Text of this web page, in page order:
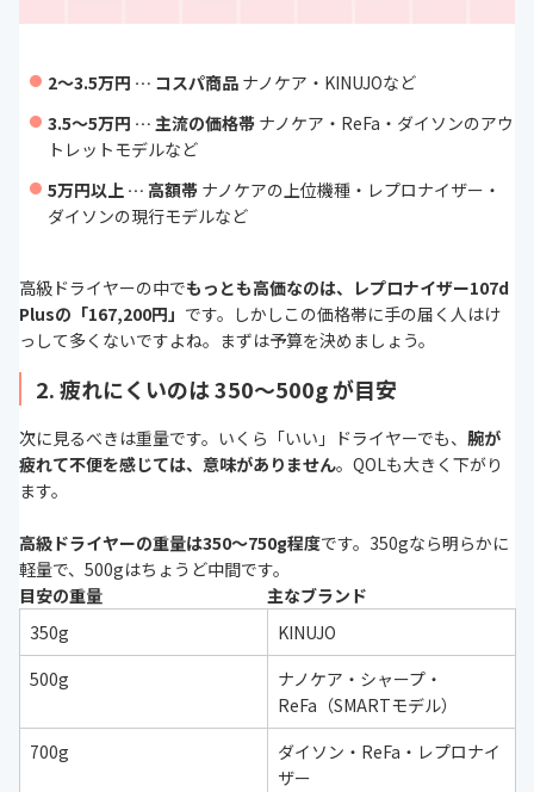
2〜3.5万円 … コスパ商品 ナノケア・KINUJOなど
3.5〜5万円 … 主流の価格帯 ナノケア・ReFa・ダイソンのアウ
トレットモデルなど
5万円以上 … 高額帯 ナノケアの上位機種・レプロナイザー・
ダイソンの現行モデルなど
高級ドライヤーの中でもっとも高価なのは、レプロナイザー107d
Plusの「167,200円」 です。しかしこの価格帯に手の届く人はけ
っして多くないですよね。まずは予算を決めましょう。
2. 疲れにくいのは 350〜500g が目安
次に見るべきは重量です。いくら「いい」ドライヤーでも、 腕が
疲れて不便を感じては、意味がありません。QOLも大きく下がり
ます。
高級ドライヤーの重量は350〜750g程度です。350gなら明らかに
軽量で、500gはちょうど中間です。
目安の重量
主なブランド
350g
KINUJO
500g
ナノケア・シャープ・
ReFa（SMARTモデル）
700g
ダイソン・ReFa・レプロナイ
ザー